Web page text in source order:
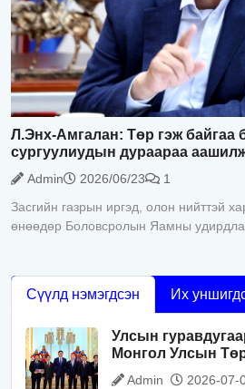
Л.Энх-Амгалан: Төр гэж байгаа
сургуулиудын дураараа
ёстой
Admin 2026/06/23
1
Засгийн газрын иргэд, олон нийттэй
өнөөдөр Боловсролын Яамны
Сүүлд нэмэгдсэн Их
Улсын
Монгол Улсын
дэх удаагаа
Admin 2026-07-